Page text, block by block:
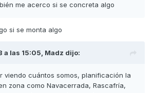
me acerco si se concreta algo
si se monta algo
a las 15:05, Madz dijo:
viendo cuántos somos, planificación la
zona como Navacerrada, Rascafría,